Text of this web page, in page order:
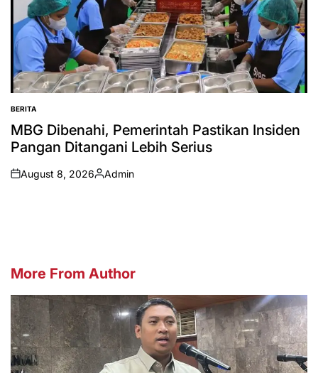
POSTED
IN
BERITA
MBG Dibenahi, Pemerintah Pastikan Insiden
Pangan Ditangani Lebih Serius
on
August 8, 2026
Posted
Admin
More From Author